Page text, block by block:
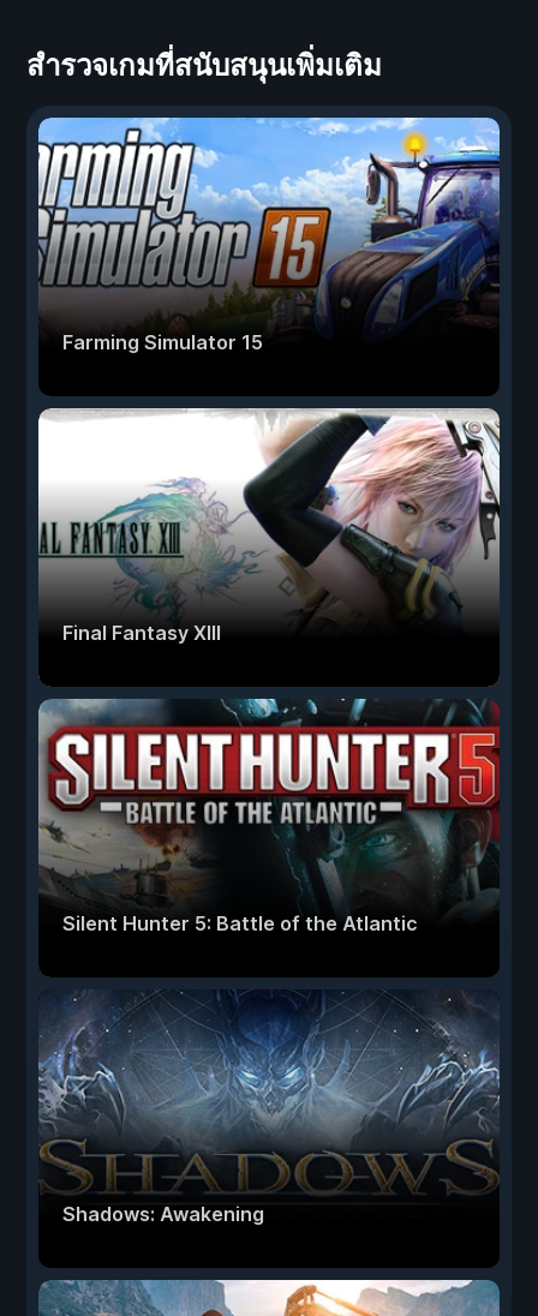
สำรวจเกมที่สนับสนุนเพิ่มเติม
Farming Simulator 15
Final Fantasy XIII
Silent Hunter 5: Battle of the Atlantic
Shadows: Awakening